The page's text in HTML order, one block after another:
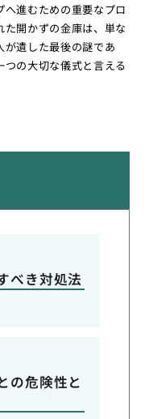
進むための重要なプロ
開かずの金庫は、単な
が遺した最後の謎であ
の大切な儀式と言える
べき対処法
の危険性と